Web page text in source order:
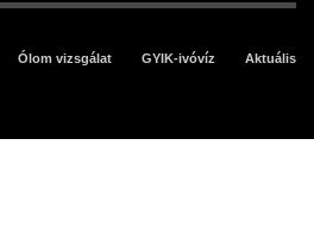
Ólom vizsgálat GYIK-ivóvíz Aktuális